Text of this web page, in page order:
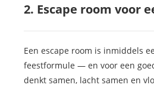
2. Escape room voor
Een escape room is inmiddels
feestformule — en voor een
denkt samen, lacht samen en